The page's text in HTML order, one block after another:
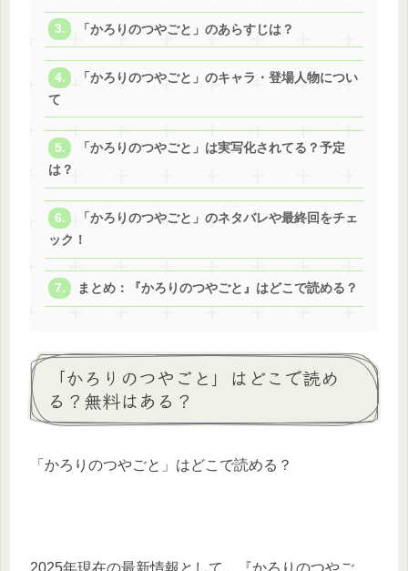
「かろりのつやごと」のあらすじは？
「かろりのつやごと」のキャラ・登場人物につい
て
「かろりのつやごと」は実写化されてる？予定
は？
「かろりのつやごと」のネタバレや最終回をチェ
ック！
まとめ：『かろりのつやごと』はどこで読める？
「かろりのつやごと」はどこで読め
る？無料はある？
「かろりのつやごと」はどこで読める？